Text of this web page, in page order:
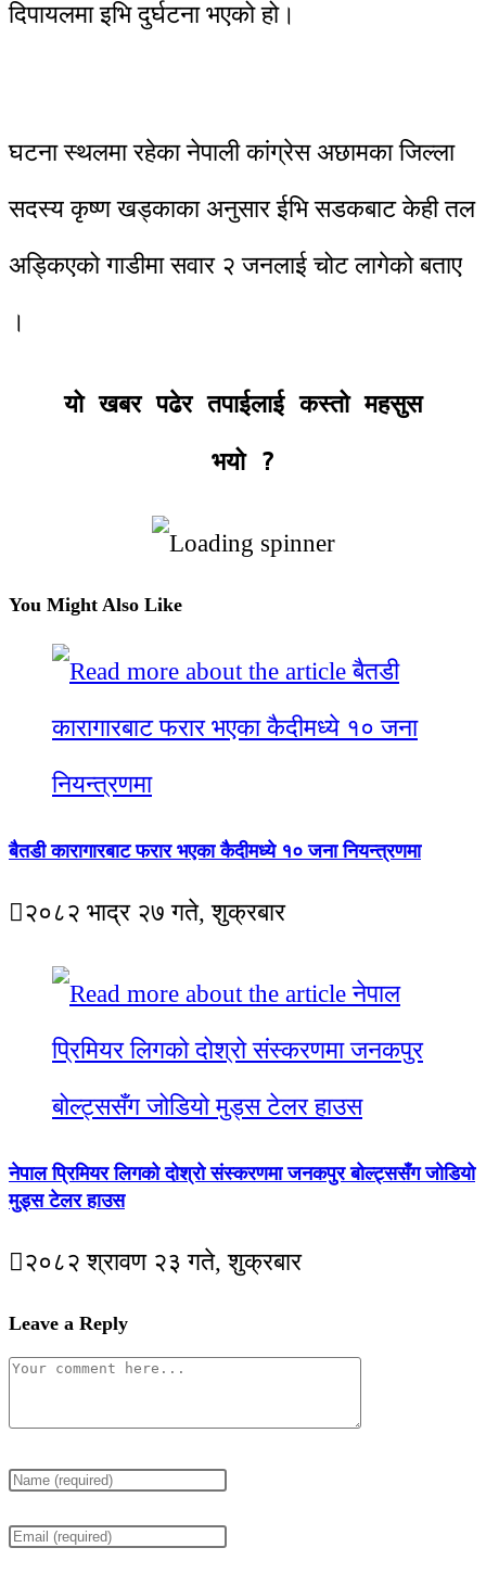
दिपायलमा इभि दुर्घटना भएको हो।
घटना स्थलमा रहेका नेपाली कांग्रेस अछामका जिल्ला
सदस्य कृष्ण खड्काका अनुसार ईभि सडकबाट केही तल
अड्किएको गाडीमा सवार २ जनलाई चोट लागेको बताए
।
यो खबर पढेर तपाईलाई कस्तो महसुस
भयो?
You Might Also Like
बैतडी कारागारबाट फरार भएका कैदीमध्ये १० जना नियन्त्रणमा
२०८२ भाद्र २७ गते, शुक्रबार
नेपाल प्रिमियर लिगको दोश्रो संस्करणमा जनकपुर बोल्ट्ससँग जोडियो
मुड्स टेलर हाउस
२०८२ श्रावण २३ गते, शुक्रबार
Leave a Reply